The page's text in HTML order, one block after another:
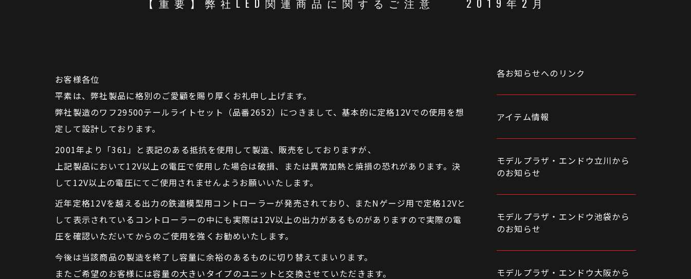
【重要】弊社LED関連商品に関するご注意 2019年2月
お客様各位
平素は、弊社製品に格別のご愛顧を賜り厚くお礼申し上げます。
弊社製造のワフ29500テールライトセット（品番2652）につきまして、基本的に定格12Vでの使用を想
定して設計しております。
2001年より「361」と表記のある抵抗を使用して製造、販売をしておりますが、
上記製品において12V以上の電圧で使用した場合は破損、または異常加熱と焼損の恐れがあります。決
して12V以上の電圧にてご使用されませんようお願いいたします。
近年定格12Vを越える出力の鉄道模型用コントローラーが発売されており、またNゲージ用で定格12Vと
して表示されているコントローラーの中にも実際は12V以上の出力があるものがありますので実際の電
圧を確認いただいてからのご使用を強くお勧めいたします。
今後は当該商品の製造を終了し容量に余裕のあるものに切り替えてまいります。
またご希望のお客様には容量の大きいタイプのユニットと交換させていただきます。
各お知らせへのリンク
アイテム情報
モデルプラザ・エンドウ立川から
のお知らせ
モデルプラザ・エンドウ池袋から
のお知らせ
モデルプラザ・エンドウ大阪から